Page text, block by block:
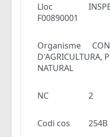
Lloc
F00890001
Organisme
D'AGRICULTURA,
NATURAL
NC 2
Codi cos 254B